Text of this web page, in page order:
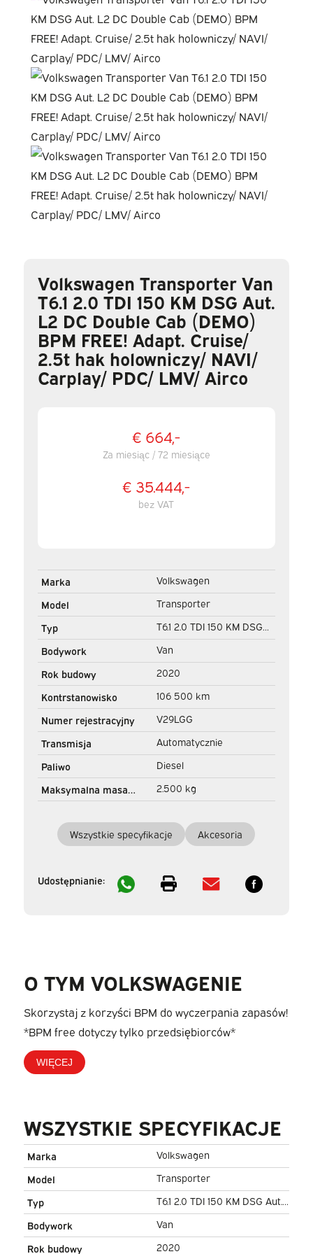
Volkswagen Transporter Van
T6.1 2.0 TDI 150 KM DSG Aut.
L2 DC Double Cab (DEMO)
BPM FREE! Adapt. Cruise/
2.5t hak holowniczy/ NAVI/
Carplay/ PDC/ LMV/ Airco
€ 664,-
Za miesiąc / 72 miesiące
€ 35.444,-
bez VAT
Marka
Volkswagen
Model
Transporter
Typ
T6.1 2.0 TDI 150 KM DSG
Aut. L2 DC Double Cab
(DEMO) BPM FREE! Adapt.
Cruise/ 2.5t hak
holowniczy/ NAVI/ Carplay/
PDC/ LMV/ Airco
Bodywork
Van
Rok budowy
2020
Kontrstanowisko
106 500 km
Numer rejestracyjny
V29LGG
Transmisja
Automatycznie
Paliwo
Diesel
Maksymalna masa
2.500 kg
Wszystkie specyfikacje Akcesoria
Udostępnianie:
O TYM VOLKSWAGENIE
Skorzystaj z korzyści BPM do wyczerpania zapasów!
*BPM free dotyczy tylko przedsiębiorców*
WIĘCEJ
WSZYSTKIE SPECYFIKACJE
Marka
Volkswagen
Model
Transporter
Typ
T6.1 2.0 TDI 150 KM DSG Aut.
L2 DC Double Cab (DEMO)
BPM FREE! Adapt. Cruise/ 2.5t
Bodywork
Van
Rok budowy
2020